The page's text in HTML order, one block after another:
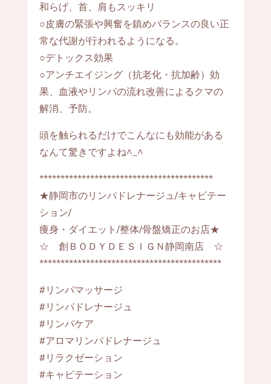
和らげ、首、肩もスッキリ
○皮膚の緊張や興奮を鎮めバランスの良い正
常な代謝が行われるようになる。
○デトックス効果
○アンチエイジング（抗老化・抗加齢）効
果、血液やリンパの流れ改善によるクマの
解消、予防。
頭を触られるだけでこんなにも効能がある
なんて驚きですよね^_^
*****************************************
★静岡市のリンパドレナージュ/キャビテー
ション/
痩身・ダイエット/整体/骨盤矯正のお店★
☆ 創ＢＯＤＹＤＥＳＩＧＮ静岡南店 ☆
*******************************************
#リンパマッサージ
#リンパドレナージュ
#リンパケア
#アロマリンパドレナージュ
#リラクゼーション
#キャビテーション